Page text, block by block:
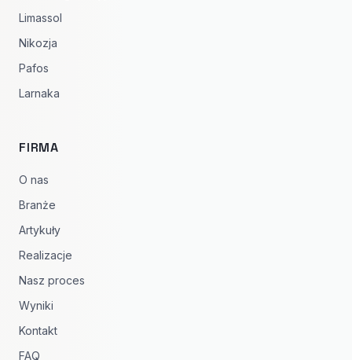
Limassol
Nikozja
Pafos
Larnaka
FIRMA
O nas
Branże
Artykuły
Realizacje
Nasz proces
Wyniki
Kontakt
FAQ